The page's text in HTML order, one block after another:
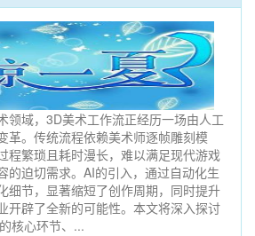
领域，3D美术工作流正经历一场由人工
革。传统流程依赖美术师逐帧雕刻模
程繁琐且耗时漫长，难以满足现代游戏
的迫切需求。AI的引入，通过自动化生
细节，显著缩短了创作周期，同时提升
开辟了全新的可能性。本文将深入探讨
核心环节、...